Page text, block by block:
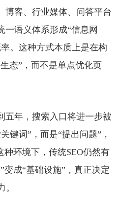
博客、行业媒体、问答平台
一语义体系形成“信息网
。这种方式本质上是在构
态”，而不是单点优化页
年，搜索入口将进一步被
键词”，而是“提出问题”，
种环境下，传统SEO仍然有
变成“基础设施”，真正决定